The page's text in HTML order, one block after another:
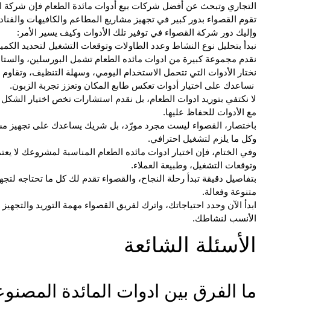
التجاري وتبحث عن أفضل شركات بيع أدوات مائدة الطعام فإن شركة
تقوم القصواء بدور كبير في تجهيز مشاريع المطاعم والكافيهات
وإليك دور شركة القصواء في توفير تلك الأدوات وكيف يسير الأمر:
نبدأ بتحليل نوع النشاط وعدد الطاولات وتوقعات التشغيل لتحديد
نقدم مجموعة كبيرة من ادوات مائده الطعام تشمل البورسلين،
نختار الأدوات التي تتحمل الاستخدام اليومي، وسهلة التنظيف،
نساعدك على اختيار أدوات تعكس طابع المكان وتعزز تجربة الزبون.
لا نكتفي بتوريد ادوات الطعام، بل نقدم استشارات تخص اختيار الشكل
مع الأدوات للحفاظ عليها.
باختصار، القصواء ليست مجرد مورّد، بل شريك يساعدك على تجهيز
وكل ما يلزم لتشغيل احترافي.
وفي الختام، فإن اختيار ادوات مائده الطعام المناسبة لمشروعك
وتوقعات التشغيل، وطبيعة العملاء.
بتفاصيل دقيقة تبدأ رحلة النجاح، والقصواء تقدم لك كل ما تحتاجه
متنوعة وفعالة.
ابدأ الآن وحدد احتياجاتك، واترك لفريق القصواء مهمة التوريد
الأنسب لنشاطك.
الأسئلة الشائعة
ما الفرق بين ادوات المائدة